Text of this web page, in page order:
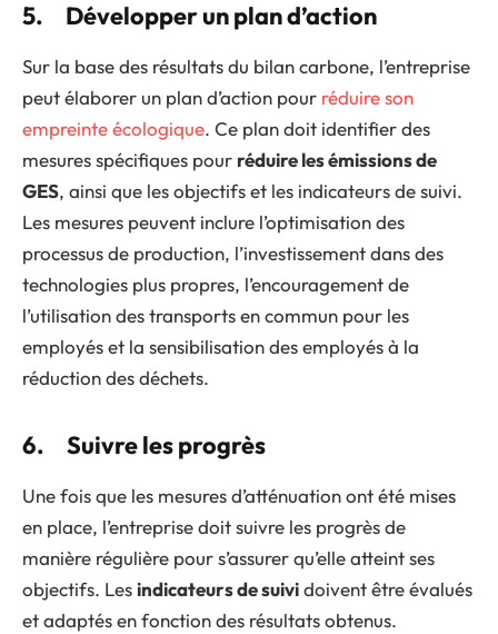
5. Développer un plan d’action
Sur la base des résultats du bilan carbone, l’entreprise
peut élaborer un plan d’action pour réduire son
empreinte écologique. Ce plan doit identifier des
mesures spécifiques pour réduire les émissions de
GES, ainsi que les objectifs et les indicateurs de suivi.
Les mesures peuvent inclure l’optimisation des
processus de production, l’investissement dans des
technologies plus propres, l’encouragement de
l’utilisation des transports en commun pour les
employés et la sensibilisation des employés à la
réduction des déchets.
6. Suivre les progrès
Une fois que les mesures d’atténuation ont été mises
en place, l’entreprise doit suivre les progrès de
manière régulière pour s’assurer qu’elle atteint ses
objectifs. Lesindicateurs de suividoivent être évalués
et adaptés en fonction des résultats obtenus.